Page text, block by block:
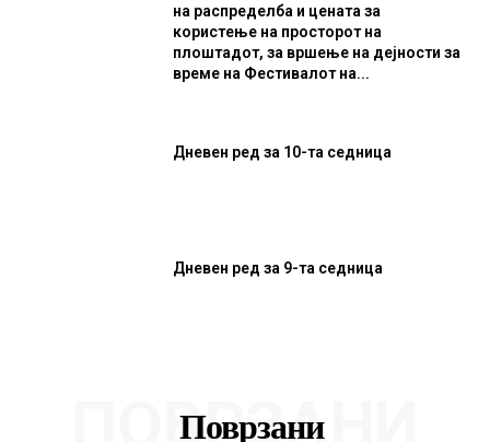
на распределба и цената за
користење на просторот на
плоштадот, за вршење на дејности за
време на Фестивалот на...
Дневен ред за 10-та седница
Дневен ред за 9-та седница
Поврзани
ПОВРЗАНИ